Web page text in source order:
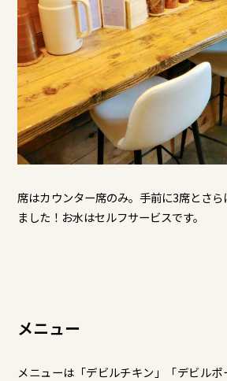
席はカウンター席のみ。手前に3席とさ
ました！お水はセルフサービスです。
メニュー
メニューは「デビルチキン」「デビル